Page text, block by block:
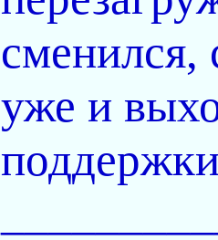
сменился,
уже и